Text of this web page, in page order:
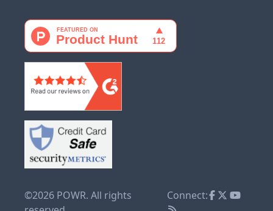
©2026 POWR. All rights
Connect: